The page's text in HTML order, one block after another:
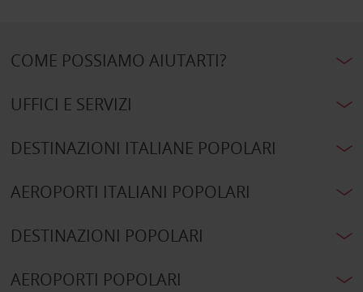
COME POSSIAMO AIUTARTI?
UFFICI E SERVIZI
DESTINAZIONI ITALIANE POPOLARI
AEROPORTI ITALIANI POPOLARI
DESTINAZIONI POPOLARI
AEROPORTI POPOLARI